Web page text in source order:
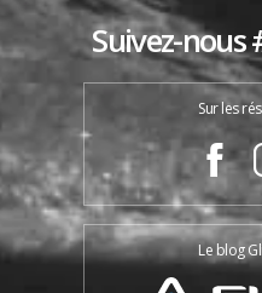
Suivez-nous
Sur les
Le blog